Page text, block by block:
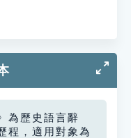
為歷史語言辭
程，適用對象為